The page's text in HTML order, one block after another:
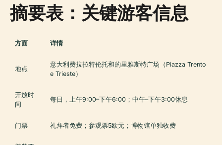
摘要表：关键游客信息
方面 详情
地点
意大利费拉拉特伦托和的里雅斯特广场（Piazza Trento
e Trieste）
开放时
间
每日，上午9:00–下午6:00；中午–下午3:00休息
门票 礼拜者免费；参观票5欧元；博物馆单独收费